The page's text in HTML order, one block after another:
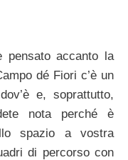
pensato accanto la
dé Fiori c’è un
e, soprattutto,
nota perché è
spazio a vostra
di percorso con